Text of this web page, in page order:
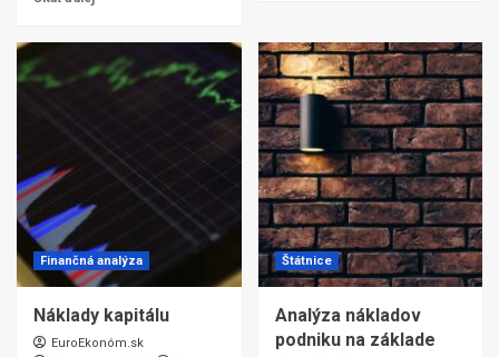
Finančná analýza
Náklady kapitálu
EuroEkonóm.sk
Štátnice
Analýza nákladov
podniku na základe